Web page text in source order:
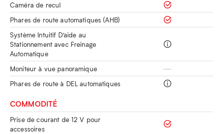
Caméra de recul
Phares de route automatiques (AHB)
Système Intuitif D’aide au
Stationnement avec Freinage
Automatique
Moniteur à vue panoramique
Phares de route à DEL automatiques
COMMODITÉ
Prise de courant de 12 V pour
accessoires